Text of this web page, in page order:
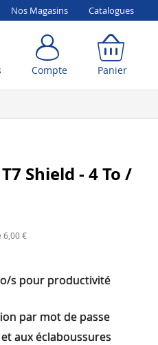
Nos Magasins Catalogues
Compte Panier
Shield - 4 To /
6,00 €
s pour productivité
par mot de passe
aux éclaboussures
Panier